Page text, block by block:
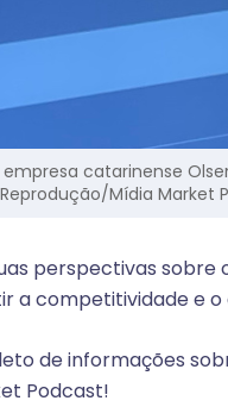
catarinense
Mídia Market
perspectivas sobre
a competitividade e o
de informações
Podcast!